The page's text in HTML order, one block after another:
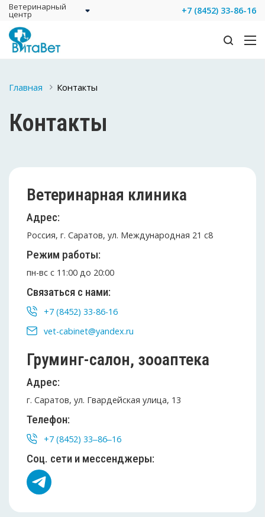
Ветеринарный
центр +7 (8452) 33-86-16
Главная Контакты
Контакты
Ветеринарная клиника
Адрес:
Россия, г. Саратов, ул. Международная 21 c8
Режим работы:
пн-вс c 11:00 до 20:00
Связаться с нами:
+7 (8452) 33-86-16
vet-cabinet@yandex.ru
Груминг-салон, зооаптека
Адрес:
г. Саратов, ул. Гвардейская улица, 13
Телефон:
+7 (8452) 33‒86‒16
Соц. сети и мессенджеры: